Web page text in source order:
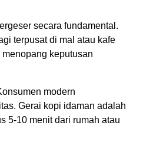
secara fundamental.
terpusat di mal atau kafe
keputusan
modern
Gerai kopi idaman adalah
5-10 menit dari rumah atau